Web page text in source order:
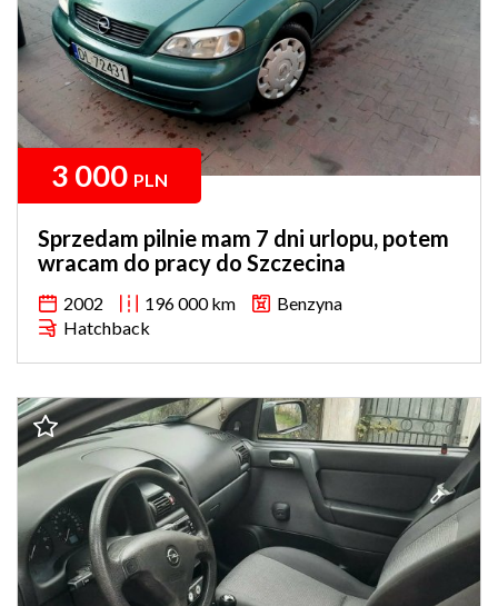
3 000 PLN
Sprzedam pilnie mam 7 dni urlopu, potem
wracam do pracy do Szczecina
2002 196 000 km
Benzyna
Hatchback